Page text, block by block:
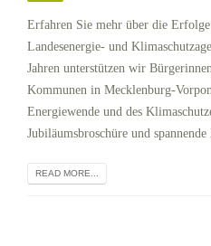
Erfahren Sie mehr über die
Landesenergie- und
Jahren unterstützen wir
Kommunen in Mecklenburg-
Energiewende und des
Jubiläumsbroschüre und
READ MORE...